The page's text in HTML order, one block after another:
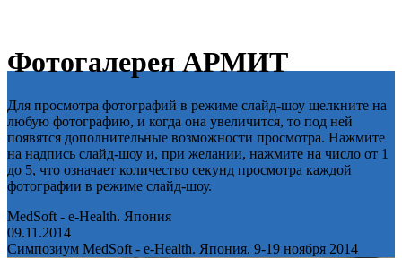
Фотогалерея АРМИТ
Для просмотра фотографий в режиме слайд-шоу щелкните на
любую фотографию, и когда она увеличится, то под ней
появятся дополнительные возможности просмотра. Нажмите
на надпись слайд-шоу и, при желании, нажмите на число от 1
до 5, что означает количество секунд просмотра каждой
фотографии в режиме слайд-шоу.
MedSoft - e-Health. Япония
09.11.2014
Симпозиум MedSoft - e-Health. Япония. 9-19 ноября 2014